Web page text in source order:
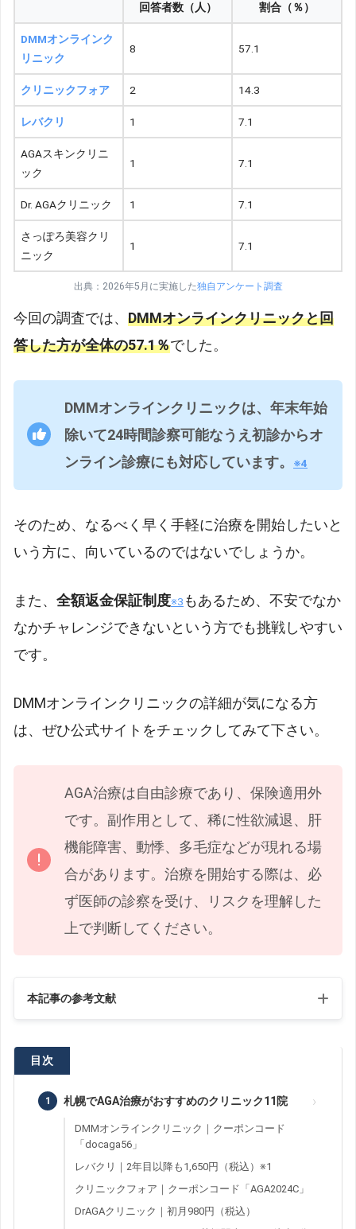
回答者数（人） 割合（％）
DMMオンラインク
リニック
8 57.1
クリニックフォア 2 14.3
レバクリ 1 7.1
AGAスキンクリニ
ック
1 7.1
Dr. AGAクリニック 1 7.1
さっぽろ美容クリ
ニック
1 7.1
出典：2026年5月に実施した独自アンケート調査
今回の調査では、 DMMオンラインクリニックと回
答した方が全体の57.1％でした。
DMMオンラインクリニックは、年末年始
除いて24時間診察可能なうえ初診からオ
ンライン診療にも対応しています。
※4
そのため、なるべく早く手軽に治療を開始したいと
いう方に、向いているのではないでしょうか。
また、 全額返金保証制度※3 もあるため、不安でなか
なかチャレンジできないという方でも挑戦しやすい
です。
DMMオンラインクリニックの詳細が気になる方
は、ぜひ公式サイトをチェックしてみて下さい。
AGA治療は自由診療であり、保険適用外
です。副作用として、稀に性欲減退、肝
機能障害、動悸、多毛症などが現れる場
合があります。治療を開始する際は、必
ず医師の診察を受け、リスクを理解した
上で判断してください。
本記事の参考文献
フィナステリド錠0.2mg「FCI」／フィナステリ
ド錠1mg「FCI」
デュタステリド錠0.5mgAV「YD」
男性型および女性型脱毛症診療ガイドライン
目次
札幌でAGA治療がおすすめのクリニック11院
DMMオンラインクリニック｜クーポンコード
「docaga56」
レバクリ｜2年目以降も1,650円（税込）※1
クリニックフォア｜クーポンコード「AGA2024C」
DrAGAクリニック｜初月980円（税込）